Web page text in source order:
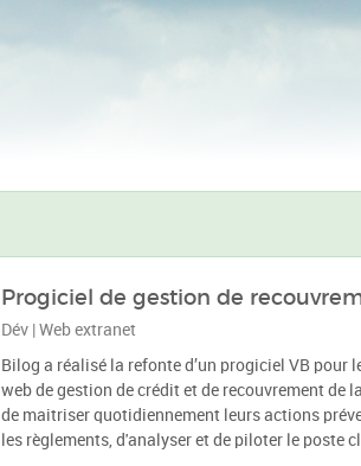
Progiciel de gestion de
Dév | Web extranet
Bilog a réalisé la refonte d’un progiciel VB pour
web de gestion de crédit et de recouvrement
de maitriser quotidiennement leurs actions
les règlements, d'analyser et de piloter le poste